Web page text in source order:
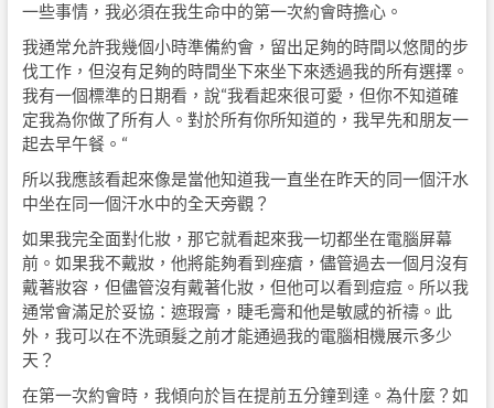
一些事情，我必須在我生命中的第一次約會時擔心。
我通常允許我幾個小時準備約會，留出足夠的時間以悠閒的步
伐工作，但沒有足夠的時間坐下來坐下來透過我的所有選擇。
我有一個標準的日期看，說“我看起來很可愛，但你不知道確
定我為你做了所有人。對於所有你所知道的，我早先和朋友一
起去早午餐。“
所以我應該看起來像是當他知道我一直坐在昨天的同一個汗水
中坐在同一個汗水中的全天旁觀？
如果我完全面對化妝，那它就看起來我一切都坐在電腦屏幕
前。如果我不戴妝，他將能夠看到痤瘡，儘管過去一個月沒有
戴著妝容，但儘管沒有戴著化妝，但他可以看到痘痘。所以我
通常會滿足於妥協：遮瑕膏，睫毛膏和他是敏感的祈禱。此
外，我可以在不洗頭髮之前才能通過我的電腦相機展示多少
天？
在第一次約會時，我傾向於旨在提前五分鐘到達。為什麼？如